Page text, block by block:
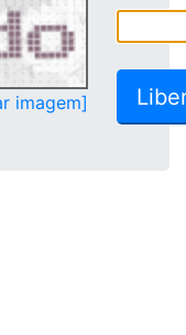
imagem]